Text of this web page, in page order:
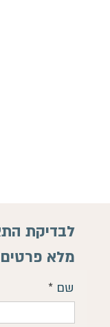
לבדיקת
מלא פרטים
שם